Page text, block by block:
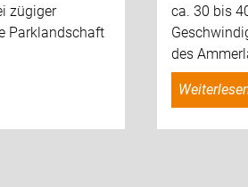
zügiger
Parklandschaft
ca. 30 bis
des